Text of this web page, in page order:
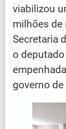
viabilizou
milhões de
Secretaria
o
governo de